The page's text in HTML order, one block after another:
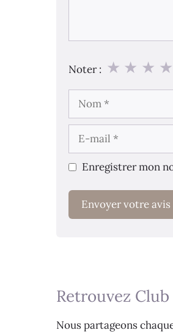
Noter : ★
★
★
★
mail
Enregistrer mon
Retrouvez
Nous partageons